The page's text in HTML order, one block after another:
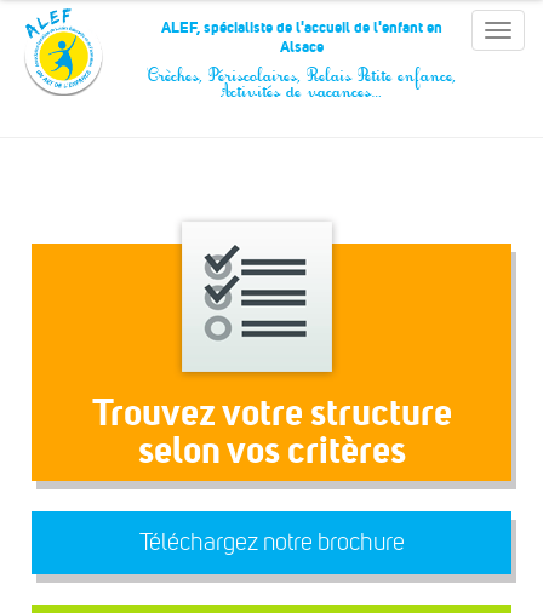
Panneau de gestion des cookies
Toggle
ALEF, spécialiste de l'accueil de l'enfant en
Alsace
Crèches, Périscolaires, Relais Petite enfance,
Activités de vacances…
Trouvez votre structure
selon vos critères
Téléchargez notre brochure